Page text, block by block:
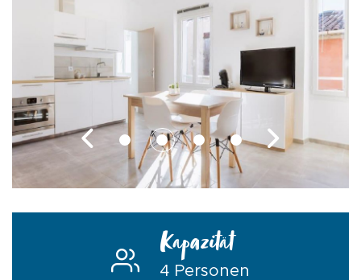
Kapazität
4 Personen